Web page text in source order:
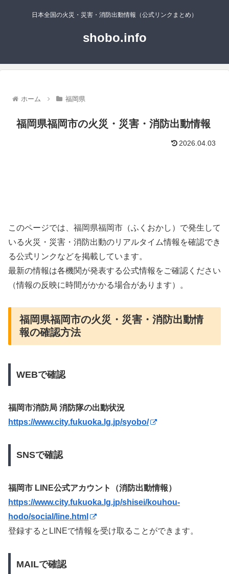
日本全国の火災・災害・消防出動情報（公式リンクまとめ）
shobo.info
ホーム 福岡県
福岡県福岡市の火災・災害・消防出動情報
2026.04.03
このページでは、福岡県福岡市（ふくおかし）で発生して
いる火災・災害・消防出動のリアルタイム情報を確認でき
る公式リンクなどを掲載しています。
最新の情報は各機関が発表する公式情報をご確認ください
（情報の反映に時間がかかる場合があります）。
福岡県福岡市の火災・災害・消防出動情
報の確認方法
WEBで確認
福岡市消防局 消防隊の出動状況
https://www.city.fukuoka.lg.jp/syobo/
SNSで確認
福岡市 LINE公式アカウント（消防出動情報）
https://www.city.fukuoka.lg.jp/shisei/kouhou-
hodo/social/line.html
登録するとLINEで情報を受け取ることができます。
MAILで確認